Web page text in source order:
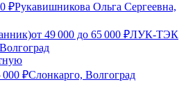
₽Рукавишникова Ольга Сергеевна,
от 49 000 до 65 000 ₽ЛУК-ТЭК
000 ₽Слонкарго, Волгоград